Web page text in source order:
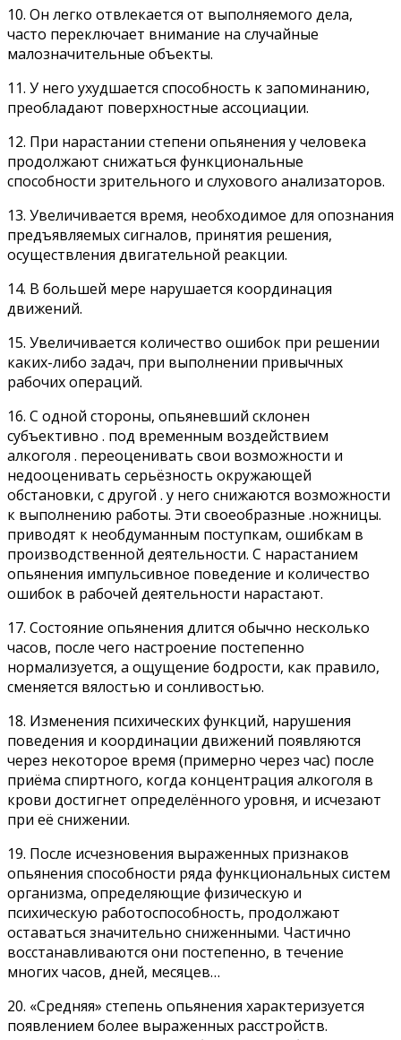
10. Он легко отвлекается от выполняемого дела,
часто переключает внимание на случайные
малозначительные объекты.
11. У него ухудшается способность к запоминанию,
преобладают поверхностные ассоциации.
12. При нарастании степени опьянения у человека
продолжают снижаться функциональные
способности зрительного и слухового анализаторов.
13. Увеличивается время, необходимое для опознания
предъявляемых сигналов, принятия решения,
осуществления двигательной реакции.
14. В большей мере нарушается координация
движений.
15. Увеличивается количество ошибок при решении
каких-либо задач, при выполнении привычных
рабочих операций.
16. С одной стороны, опьяневший склонен
субъективно . под временным воздействием
алкоголя . переоценивать свои возможности и
недооценивать серьёзность окружающей
обстановки, с другой . у него снижаются возможности
к выполнению работы. Эти своеобразные .ножницы.
приводят к необдуманным поступкам, ошибкам в
производственной деятельности. С нарастанием
опьянения импульсивное поведение и количество
ошибок в рабочей деятельности нарастают.
17. Состояние опьянения длится обычно несколько
часов, после чего настроение постепенно
нормализуется, а ощущение бодрости, как правило,
сменяется вялостью и сонливостью.
18. Изменения психических функций, нарушения
поведения и координации движений появляются
через некоторое время (примерно через час) после
приёма спиртного, когда концентрация алкоголя в
крови достигнет определённого уровня, и исчезают
при её снижении.
19. После исчезновения выраженных признаков
опьянения способности ряда функциональных систем
организма, определяющие физическую и
психическую работоспособность, продолжают
оставаться значительно сниженными. Частично
восстанавливаются они постепенно, в течение
многих часов, дней, месяцев…
20. «Средняя» степень опьянения характеризуется
появлением более выраженных расстройств.